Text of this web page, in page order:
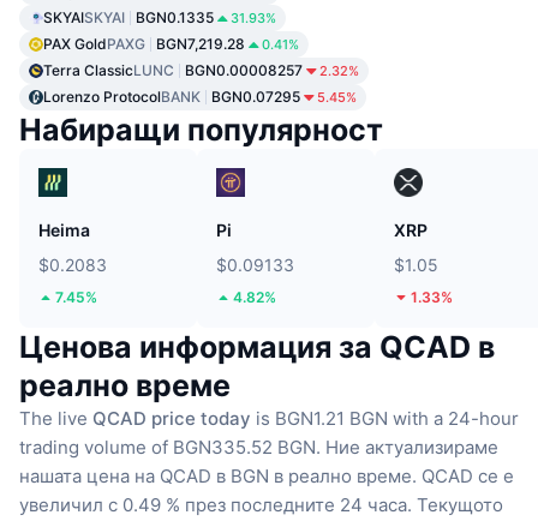
SKYAISKYAI BGN0.1335 31.93%
PAX GoldPAXG BGN7,219.28 0.41%
Terra ClassicLUNC BGN0.00008257 2.32%
Lorenzo ProtocolBANK BGN0.07295 5.45%
Набиращи популярност
Heima
$0.2083
7.45%
Pi
$0.09133
4.82%
XRP
$1.05
1.33%
Ценова информация за QCAD в
реално време
The live QCAD price today is BGN1.21 BGN with a 24-hour
trading volume of BGN335.52 BGN. Ние актуализираме
нашата цена на QCAD в BGN в реално време. QCAD се е
увеличил с 0.49 % през последните 24 часа. Текущото